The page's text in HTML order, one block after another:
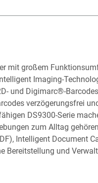
mit großem
Imaging-
und Digimarc®-
verzögerungsfrei
DS9300-Serie
zum Alltag
Intelligent Document
und